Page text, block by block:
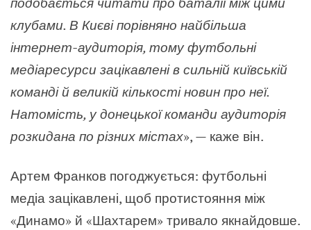
клубами. В Києві порівняно найбільша
інтернет-аудиторія, тому футбольні
медіаресурси зацікавлені в сильній київській
команді й великій кількості новин про неї.
Натомість, у донецької команди аудиторія
розкидана по різних містах», — каже він.
Артем Франков погоджується: футбольні
медіа зацікавлені, щоб протистояння між
«Динамо» й «Шахтарем» тривало якнайдовше.